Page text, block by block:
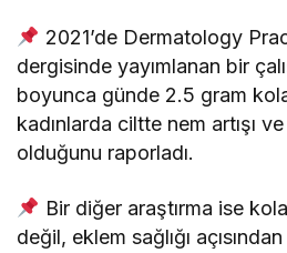
2021’de Dermatology
dergisinde yayımlanan bir
boyunca günde 2.5 gram
kadınlarda ciltte nem artışı ve
olduğunu raporladı.
Bir diğer araştırma ise
değil, eklem sağlığı